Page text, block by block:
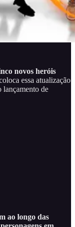
novos heróis
essa atualização
lançamento de
ao longo das